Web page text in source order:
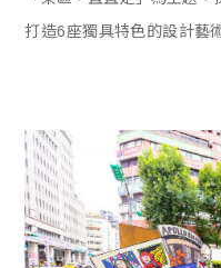
打造6座獨具特色的設計藝
東區的有趣設計。